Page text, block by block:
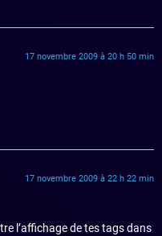
17 novembre 2009 à 20 h 50 min
17 novembre 2009 à 22 h 22 min
l’affichage de tes tags dans